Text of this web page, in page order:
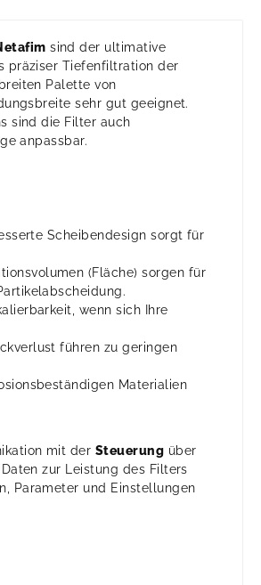
sind der ultimative
präziser Tiefenfiltration der
Palette von
sehr gut geeignet.
sind die Filter auch
anpassbar.
Scheibendesign sorgt für
(Fläche) sorgen für
wenn sich Ihre
führen zu geringen
Materialien
mit der Steuerung über
zur Leistung des Filters
Parameter und Einstellungen